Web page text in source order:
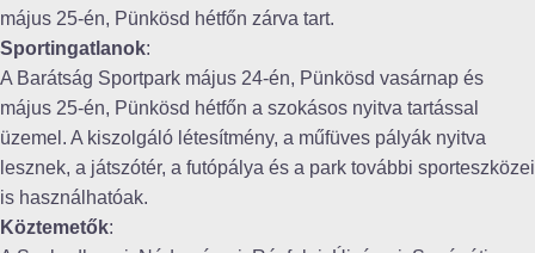
május 25-én, Pünkösd hétfőn zárva tart.
Sportingatlanok:
A Barátság Sportpark május 24-én, Pünkösd vasárnap és
május 25-én, Pünkösd hétfőn a szokásos nyitva tartással
üzemel. A kiszolgáló létesítmény, a műfüves pályák nyitva
lesznek, a játszótér, a futópálya és a park további sporteszközei
is használhatóak.
Köztemetők: